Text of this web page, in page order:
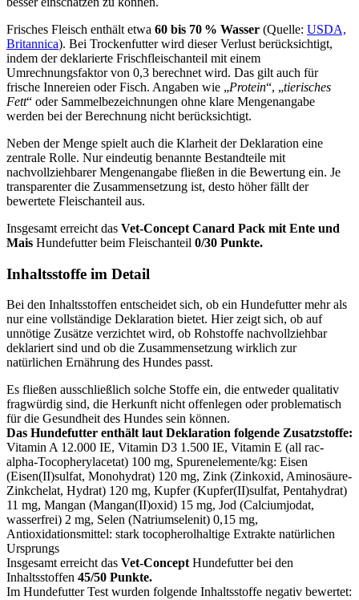
Frisches Fleisch enthält etwa 60 bis 70 % Wasser (Quelle: USDA,
Britannica). Bei Trockenfutter wird dieser Verlust berücksichtigt,
indem der deklarierte Frischfleischanteil mit einem
Umrechnungsfaktor von 0,3 berechnet wird. Das gilt auch für
frische Innereien oder Fisch. Angaben wie „Protein“, „tierisches
Fett“ oder Sammelbezeichnungen ohne klare Mengenangabe
werden bei der Berechnung nicht berücksichtigt.
Neben der Menge spielt auch die Klarheit der Deklaration eine
zentrale Rolle. Nur eindeutig benannte Bestandteile mit
nachvollziehbarer Mengenangabe fließen in die Bewertung ein. Je
transparenter die Zusammensetzung ist, desto höher fällt der
bewertete Fleischanteil aus.
Insgesamt erreicht das Vet-Concept Canard Pack mit Ente und
Mais Hundefutter beim Fleischanteil 0/30 Punkte.
Inhaltsstoffe im Detail
Bei den Inhaltsstoffen entscheidet sich, ob ein Hundefutter mehr als
nur eine vollständige Deklaration bietet. Hier zeigt sich, ob auf
unnötige Zusätze verzichtet wird, ob Rohstoffe nachvollziehbar
deklariert sind und ob die Zusammensetzung wirklich zur
natürlichen Ernährung des Hundes passt.
Es fließen ausschließlich solche Stoffe ein, die entweder qualitativ
fragwürdig sind, die Herkunft nicht offenlegen oder problematisch
für die Gesundheit des Hundes sein können.
Das Hundefutter enthält laut Deklaration folgende Zusatzstoffe:
Vitamin A 12.000 IE, Vitamin D3 1.500 IE, Vitamin E (all rac-
alpha-Tocopherylacetat) 100 mg, Spurenelemente/kg: Eisen
(Eisen(II)sulfat, Monohydrat) 120 mg, Zink (Zinkoxid, Aminosäure-
Zinkchelat, Hydrat) 120 mg, Kupfer (Kupfer(II)sulfat, Pentahydrat)
11 mg, Mangan (Mangan(II)oxid) 15 mg, Jod (Calciumjodat,
wasserfrei) 2 mg, Selen (Natriumselenit) 0,15 mg,
Antioxidationsmittel: stark tocopherolhaltige Extrakte natürlichen
Ursprungs
Insgesamt erreicht das Vet-Concept Hundefutter bei den
Inhaltsstoffen 45/50 Punkte.
Im Hundefutter Test wurden folgende Inhaltsstoffe negativ bewertet: